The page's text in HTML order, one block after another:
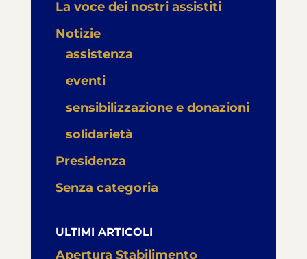
La voce dei nostri assistiti
Notizie
assistenza
eventi
sensibilizzazione e donazioni
solidarietà
Presidenza
Senza categoria
ULTIMI ARTICOLI
Apertura Stabilimento